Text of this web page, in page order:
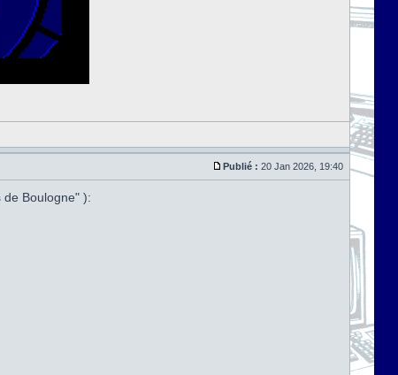
Publié : 20 Jan 2026, 19:40
Boulogne" ):